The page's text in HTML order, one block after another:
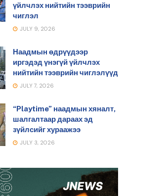
үйлчлэх нийтийн тээврийн
чиглэл
JULY 9, 2026
Наадмын өдрүүдээр
иргэдэд үнэгүй үйлчлэх
нийтийн тээврийн чиглэлүүд
JULY 7, 2026
“Playtime” наадмын хяналт,
шалгалтаар дараах эд
зүйлсийг хураажээ
JULY 3, 2026